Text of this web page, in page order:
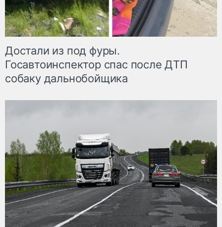
Достали из под фуры.
Госавтоинспектор спас после ДТП
собаку дальнобойщика